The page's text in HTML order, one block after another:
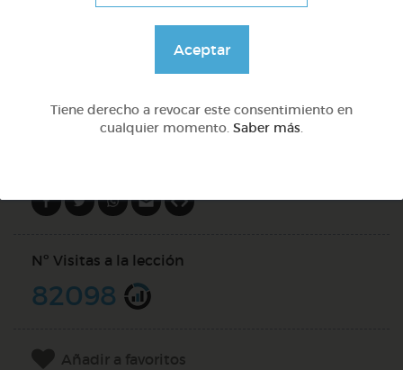
DOCS (2)
Nº Visitas a la lección
82098
Añadir a favoritos
Aceptar
Tiene derecho a revocar este consentimiento en
cualquier momento. Saber más.